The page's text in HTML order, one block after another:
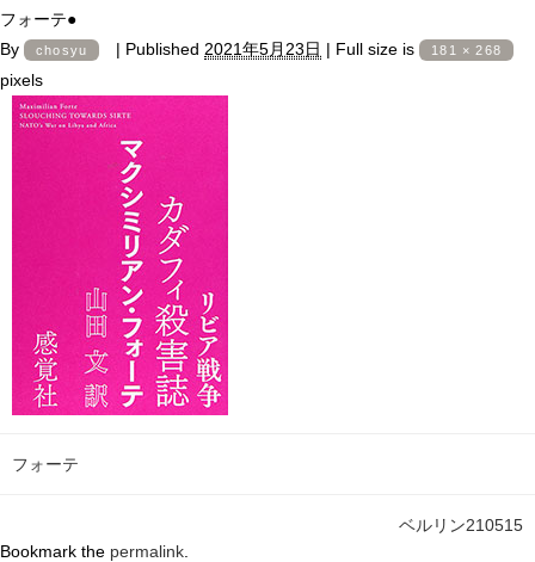
フォーテ●
By
chosyu | Published 2021年5月23日 | Full size is 181 × 268
pixels
フォーテ
ベルリン210515
Bookmark the permalink